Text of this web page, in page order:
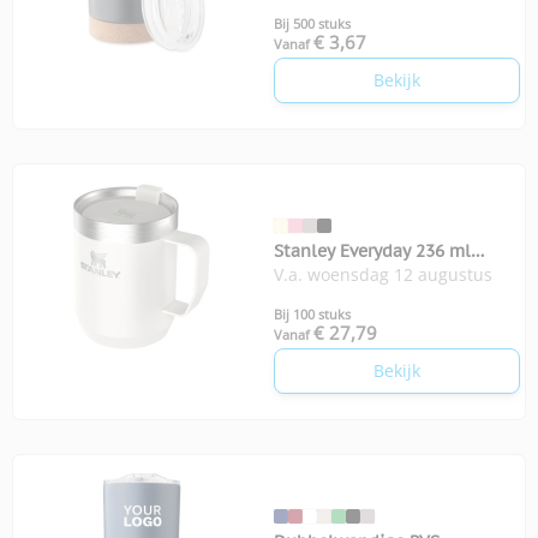
Bij 500 stuks
Vanaf € 3,67
Bekijk
Stanley Everyday 236 ml
kampeermok
V.a. woensdag 12 augustus
Bij 100 stuks
Vanaf € 27,79
Bekijk